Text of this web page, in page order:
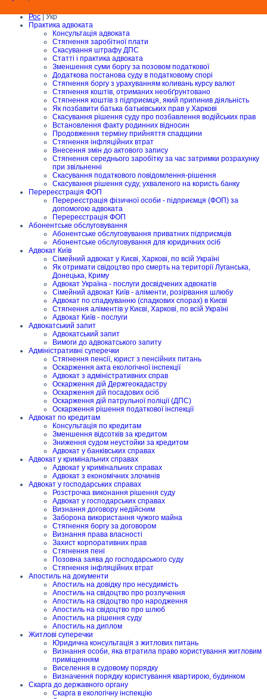
Рос| Укр
Практика адвоката
Консультація адвоката
Стягнення заробітної плати
Скасування штрафу ДПС
Статті і практика адвоката
Зменшення суми боргу за позовом податкової
Додаткова постанова суду в податковому спорі
Стягнення боргу з урахуванням коливань курсу валют
Стягнення коштів, отриманих необґрунтовано
Стягнення коштів з підприємця, який припинив діяльність
Як позбавити батька батьківських прав у Харкові
Скасування рішення суду про позбавлення водійських прав
Встановлення факту родинних відносин
Продовження терміну прийняття спадщини
Стягнення інфляційних втрат
Внесення змін до актового запису
Стягнення середнього заробітку за час затримки розрахунку
при звільненні
Скасування податкового повідомлення-рішення
Скасування рішення суду, ухваленого на користь банку
Перереєстрація ФОП
Перереєстрація фізичної особи - підприємця (ФОП) за
допомогою адвоката
Перереєстрація ФОП
Абонентське обслуговування
Абонентське обслуговування приватних підприємців
Абонентське обслуговування для юридичних осіб
Адвокат Київ
Сімейний адвокат у Києві, Харкові, по всій Україні
Як отримати свідоцтво про смерть на території Луганська,
Донецька, Криму
Адвокат Україна - послуги досвідчених адвокатів
Сімейний адвокат Київ - аліменти, розірвання шлюбу
Адвокат по спадкуванню (спадкових спорах) в Києві
Стягнення аліментів у Києві, Харкові, по всій Україні
Адвокат Київ - послуги
Адвокатський запит
Адвокатський запит
Вимоги до адвокатського запиту
Адміністративні суперечки
Стягнення пенсії, юрист з пенсійних питань
Оскарження акта екологічної інспекції
Адвокат з адміністративних справ
Оскарження дій Держгеокадастру
Оскарження дій посадових осіб
Оскарження дій патрульної поліції (ДПС)
Оскарження рішення податкової інспекції
Адвокат по кредитам
Консультація по кредитам
Зменшення відсотків за кредитом
Зниження судом неустойки за кредитом
Адвокат у банківських справах
Адвокат у кримінальних справах
Адвокат у кримінальних справах
Адвокат з економічних злочинів
Адвокат у господарських справах
Розстрочка виконання рішення суду
Адвокат у господарських справах
Визнання договору недійсним
Заборона використання чужого майна
Стягнення боргу за договором
Визнання права власності
Захист корпоративних прав
Стягнення пені
Позовна заява до господарського суду
Стягнення інфляційних втрат
Апостиль на документи
Апостиль на довідку про несудимість
Апостиль на свідоцтво про розлучення
Апостиль на свідоцтво про народження
Апостиль на свідоцтво про шлюб
Апостиль на рішення суду
Апостиль на диплом
Житлові суперечки
Юридична консультація з житлових питань
Визнання особи, яка втратила право користування житловим
приміщенням
Виселення в судовому порядку
Визначення порядку користування квартирою, будинком
Скарга до державного органу
Скарга в екологічну інспекцію